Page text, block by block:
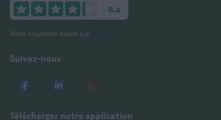
8.4
Note moyenne basée sur
Suivez-nous
Télécharger notre application